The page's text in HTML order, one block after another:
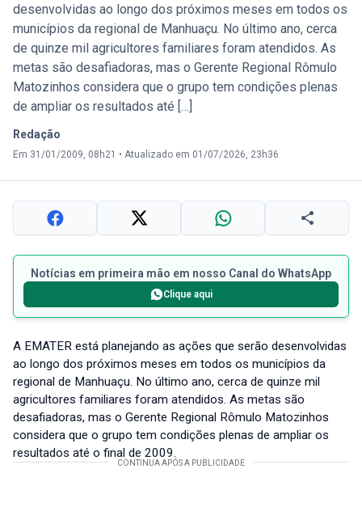
desenvolvidas ao longo dos próximos meses em todos os
municípios da regional de Manhuaçu. No último ano, cerca
de quinze mil agricultores familiares foram atendidos. As
metas são desafiadoras, mas o Gerente Regional Rômulo
Matozinhos considera que o grupo tem condições plenas
de ampliar os resultados até […]
Redação
Em 31/01/2009, 08h21 • Atualizado em 01/07/2026, 23h36
Notícias em primeira mão em nosso Canal do WhatsApp
Clique aqui
A EMATER está planejando as ações que serão desenvolvidas
ao longo dos próximos meses em todos os municípios da
regional de Manhuaçu. No último ano, cerca de quinze mil
agricultores familiares foram atendidos. As metas são
desafiadoras, mas o Gerente Regional Rômulo Matozinhos
considera que o grupo tem condições plenas de ampliar os
resultados até o final de 2009.